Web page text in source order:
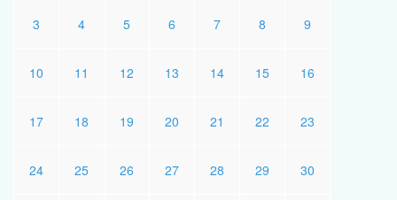
3 4 5 6 7 8 9
10 11 12 13 14 15 16
17 18 19 20 21 22 23
24 25 26 27 28 29 30